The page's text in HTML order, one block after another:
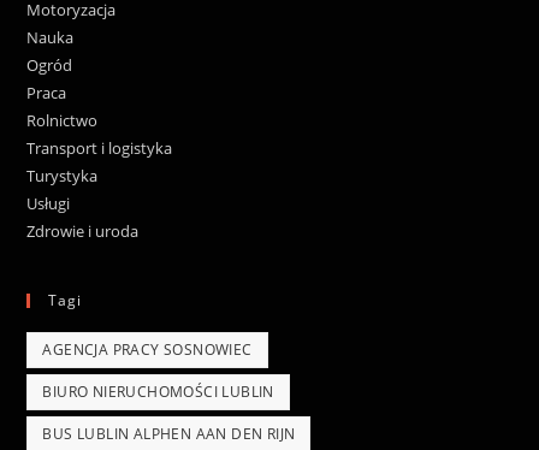
Motoryzacja
Nauka
Ogród
Praca
Rolnictwo
Transport i logistyka
Turystyka
Usługi
Zdrowie i uroda
Tagi
AGENCJA PRACY SOSNOWIEC
BIURO NIERUCHOMOŚCI LUBLIN
BUS LUBLIN ALPHEN AAN DEN RIJN